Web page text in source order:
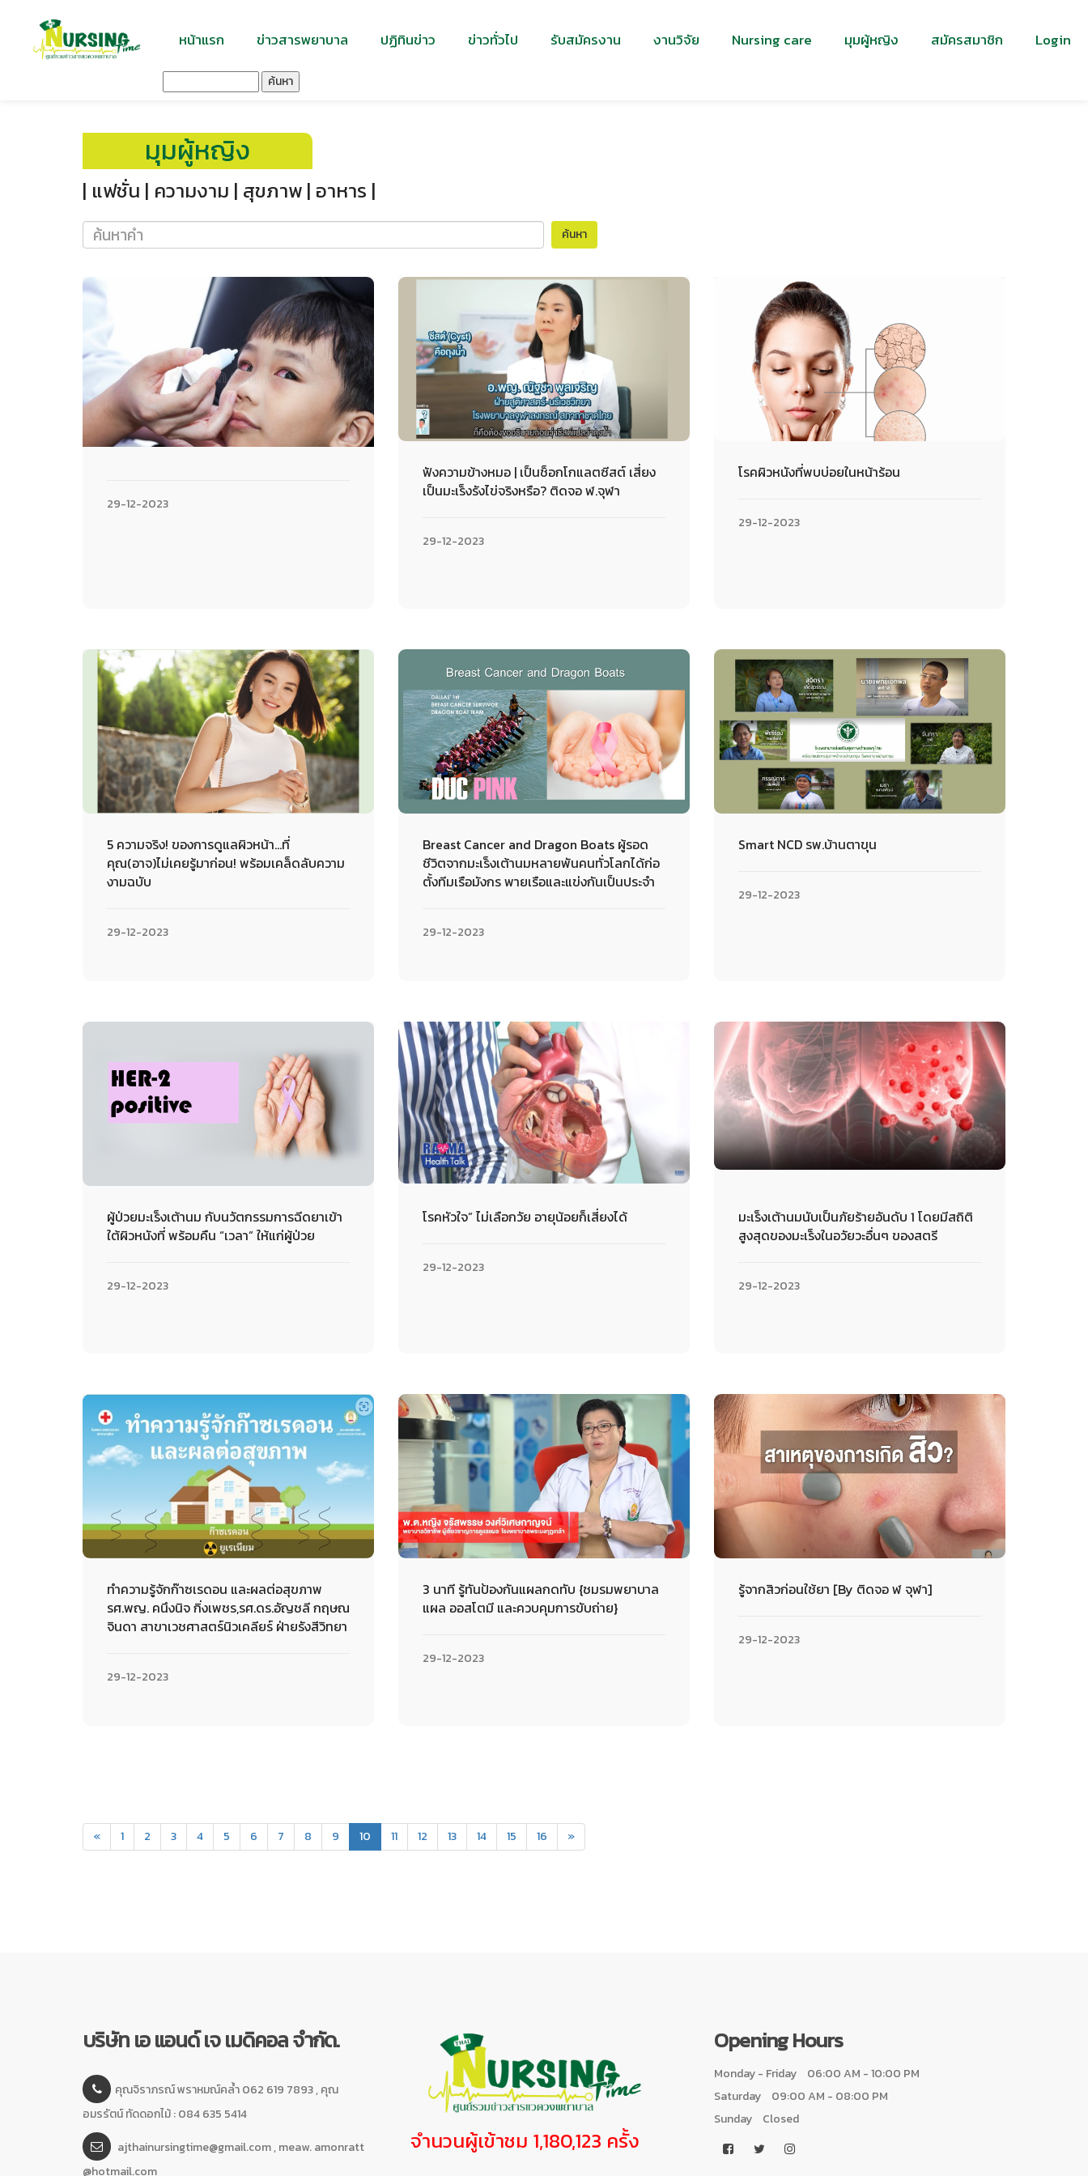
หน้าแรก ข่าวสารพยาบาล ปฏิทินข่าว ข่าวทั่วไป รับสมัครงาน งานวิจัย Nursing care มุมผู้หญิง สมัครสมาชิก Login
ค้นหา
มุมผู้หญิง
| แฟชั่น | ความงาม | สุขภาพ | อาหาร |
ค้นหา
29-12-2023
ฟังความข้างหมอ | เป็นช็อกโกแลตซีสต์ เสี่ยง
เป็นมะเร็งรังไข่จริงหรือ? ติดจอ ฬ.จุฬา
29-12-2023
โรคผิวหนังที่พบบ่อยในหน้าร้อน
29-12-2023
5 ความจริง! ของการดูแลผิวหน้า...ที่
คุณ(อาจ)ไม่เคยรู้มาก่อน! พร้อมเคล็ดลับความ
งามฉบับ
29-12-2023
Breast Cancer and Dragon Boats ผู้รอด
ชีวิตจากมะเร็งเต้านมหลายพันคนทั่วโลกได้ก่อ
ตั้งทีมเรือมังกร พายเรือและแข่งกันเป็นประจำ
29-12-2023
Smart NCD รพ.บ้านตาขุน
29-12-2023
ผู้ป่วยมะเร็งเต้านม กับนวัตกรรมการฉีดยาเข้า
ใต้ผิวหนังที่ พร้อมคืน “เวลา” ให้แก่ผู้ป่วย
29-12-2023
โรคหัวใจ” ไม่เลือกวัย อายุน้อยก็เสี่ยงได้
29-12-2023
มะเร็งเต้านมนับเป็นภัยร้ายอันดับ 1 โดยมีสถิติ
สูงสุดของมะเร็งในอวัยวะอื่นๆ ของสตรี
29-12-2023
ทำความรู้จักก๊าซเรดอน และผลต่อสุขภาพ
รศ.พญ. คนึงนิจ กิ่งเพชร,รศ.ดร.อัญชลี กฤษณ
จินดา สาขาเวชศาสตร์นิวเคลียร์ ฝ่ายรังสีวิทยา
29-12-2023
3 นาที รู้ทันป้องกันแผลกดทับ {ชมรมพยาบาล
แผล ออสโตมี และควบคุมการขับถ่าย}
29-12-2023
รู้จากสิวก่อนใช้ยา [By ติดจอ ฬ จุฬา]
29-12-2023
« 1 2 3 4 5 6 7 8 9 10 (current)
11 12 13 14 15 16 »
บริษัท เอ แอนด์ เจ เมดิคอล จำกัด.
คุณจิราภรณ์ พราหมณ์คล้ำ 062 619 7893 , คุณ
อมรรัตน์ ทัดดอกไม้ : 084 635 5414
ajthainursingtime@gmail.com , meaw. amonratt
@hotmail.com
จำนวนผู้เข้าชม 1,180,123 ครั้ง
Opening Hours
Monday - Friday
06:00 AM - 10:00 PM
Saturday
09:00 AM - 08:00 PM
Sunday
Closed